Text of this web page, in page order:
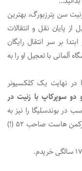
سن پترزبورگ، بهترین
از پایان نقل و انتقالات
بر سر انتقال رایگان
آلمانی با تعجیل او را به
در نهایت یک کلکسیونر
دو سوپرکاپ با زنیت در
در بوندسلیگا را نیز به
دست آورد: آزمون (اهل گنبد)، که منسوب به ترکمن هاست صاحب 52 (!)